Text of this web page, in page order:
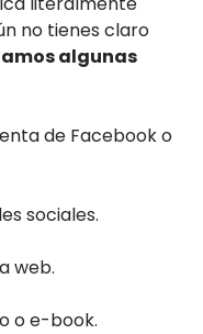
no tienes claro
algunas
de Facebook o
sociales.
web.
o e-book.